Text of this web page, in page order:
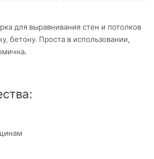
для выравнивания стен и потолков
бетону. Проста в использовании,